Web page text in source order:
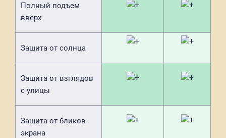
Полный подъем
вверх
Защита от солнца
Защита от взглядов
с улицы
Защита от бликов
экрана